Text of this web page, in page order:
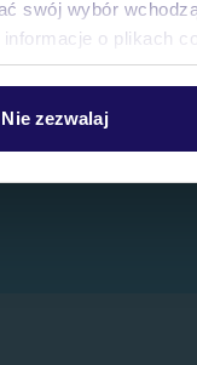
swój wybór
informacje o plikach
Nie zezwalaj